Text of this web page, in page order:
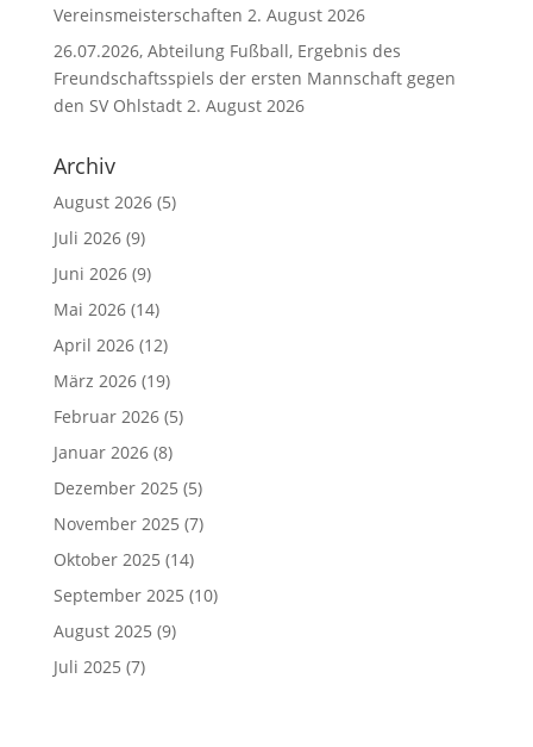
Vereinsmeisterschaften 2. August 2026
26.07.2026, Abteilung Fußball, Ergebnis des
Freundschaftsspiels der ersten Mannschaft gegen
den SV Ohlstadt 2. August 2026
Archiv
August 2026(5)
Juli 2026(9)
Juni 2026(9)
Mai 2026(14)
April 2026(12)
März 2026(19)
Februar 2026(5)
Januar 2026(8)
Dezember 2025 (5)
November 2025 (7)
Oktober 2025 (14)
September 2025 (10)
August 2025 (9)
Juli 2025 (7)